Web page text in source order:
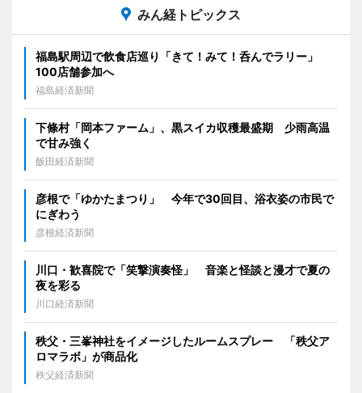
みん経トピックス
福島駅周辺で飲食店巡り「きて！みて！呑んでラリー」
100店舗参加へ
福島経済新聞
下條村「岡本ファーム」、黒スイカ収穫最盛期 少雨高温
で甘み強く
飯田経済新聞
彦根で「ゆかたまつり」 今年で30回目、浴衣姿の市民で
にぎわう
彦根経済新聞
川口・歓喜院で「笑撃演奏怪」 音楽と怪談と漫才で夏の
夜を彩る
川口経済新聞
秩父・三峯神社をイメージしたルームスプレー 「秩父ア
ロマラボ」が商品化
秩父経済新聞